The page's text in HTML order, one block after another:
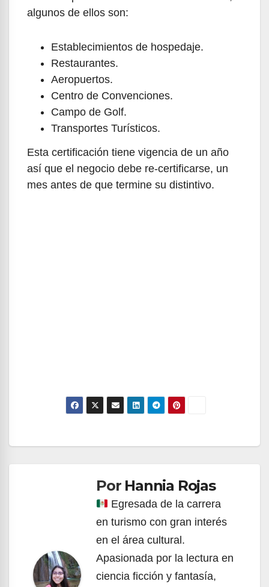
algunos de ellos son:
Establecimientos de hospedaje.
Restaurantes.
Aeropuertos.
Centro de Convenciones.
Campo de Golf.
Transportes Turísticos.
Esta certificación tiene vigencia de un año
así que el negocio debe re-certificarse, un
mes antes de que termine su distintivo.
entradasPor Hannia Rojas
Egresada de la carrera
en turismo con gran interés
en el área cultural.
Apasionada por la lectura en
ciencia ficción y fantasía,